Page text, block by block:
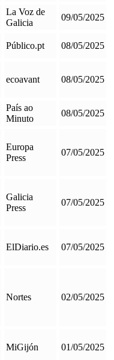
La Voz de
Galicia
09/05/2025
Público.pt 08/05/2025
ecoavant 08/05/2025
País ao
Minuto
08/05/2025
Europa
Press
07/05/2025
Galicia
Press
07/05/2025
ElDiario.es 07/05/2025
Nortes 02/05/2025
MiGijón 01/05/2025